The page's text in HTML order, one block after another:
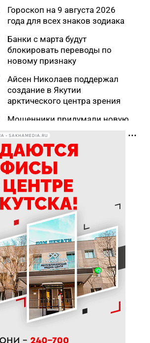
Гороскоп на 9 августа 2026
года для всех знаков зодиака
Банки с марта будут
блокировать переводы по
новому признаку
Айсен Николаев поддержал
создание в Якутии
арктического центра зрения
Мошенники придумали новую
«экстрасенсами»
Приметы на 9 августа 2026
года: как провести день
Пантелеймона
К Земле приближается
потенциально опасный
астероид
В трех районах Якутии
прогнозируют сильные дожди
В Якутии за сутки потушили
десять лесных пожаров
Гороскоп на неделю с 10 по 16
августа 2026 года
якутян с Всероссийским днем
• SAKHAMEDIA.RU